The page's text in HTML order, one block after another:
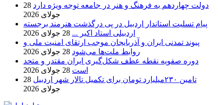
دولت چهاردهم به فرهنگ و هنر در جامعه توجه ویژه دارد 28
جولای 2026
پیام تسلیت استاندار اردبیل در پی درگذشت هنرمند برجسته
اردبیلی استاد اکبر ... 28 جولای 2026
پیوند تمدنی ایران و آذربایجان موجب ارتقای امنیت ملی و
روابط ملت‌ها می‌شود 28 جولای 2026
دوره صفویه نقطه عطف شکل‌گیری ایران مقتدر و متحد
است 28 جولای 2026
تامین ۲۳۰میلیارد تومان برای تکمیل تالار شهر اردبیل
28
جولای 2026